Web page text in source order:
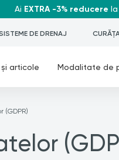
Ai EXTRA -3% reducere
DE DRENAJ
și articole Modalitate de
(GDPR)